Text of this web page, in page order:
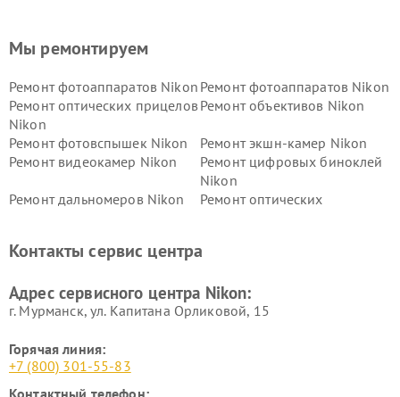
Мы ремонтируем
Ремонт фотоаппаратов Nikon Ремонт фотоаппаратов Nikon
Ремонт оптических прицелов
Nikon
Ремонт объективов Nikon
Ремонт фотовспышек Nikon
Ремонт экшн-камер Nikon
Ремонт видеокамер Nikon
Ремонт цифровых биноклей
Nikon
Ремонт дальномеров Nikon
Ремонт оптических
Контакты сервис центра
Адрес сервисного центра Nikon:
г. Мурманск, ул. Капитана Орликовой, 15
Горячая линия:
+7 (800) 301-55-83
Контактный телефон: